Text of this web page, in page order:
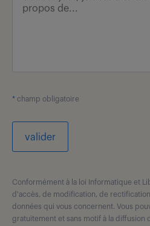
* champ obligatoire
valider
Conformément à la loi Informatique et
d'accès, de modification, de
données qui vous concernent. Vous
gratuitement et sans motif à la diffusion